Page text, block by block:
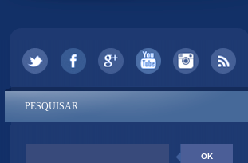
PESQUISAR